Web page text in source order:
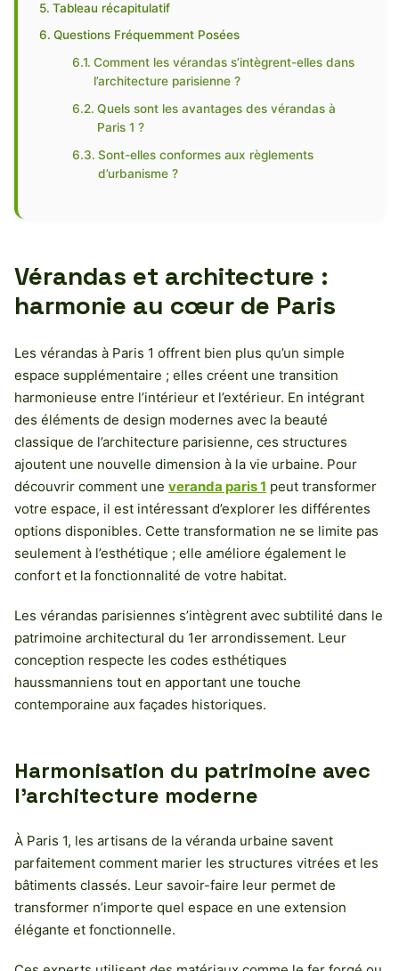
Tableau récapitulatif
Questions Fréquemment Posées
Comment les vérandas s’intègrent-elles dans
l’architecture parisienne ?
Quels sont les avantages des vérandas à
Paris 1 ?
Sont-elles conformes aux règlements
d’urbanisme ?
Vérandas et architecture :
harmonie au cœur de Paris
Les vérandas à Paris 1 offrent bien plus qu’un simple
espace supplémentaire ; elles créent une transition
harmonieuse entre l’intérieur et l’extérieur. En intégrant
des éléments de design modernes avec la beauté
classique de l’architecture parisienne, ces structures
ajoutent une nouvelle dimension à la vie urbaine. Pour
découvrir comment une veranda paris 1 peut transformer
votre espace, il est intéressant d’explorer les différentes
options disponibles. Cette transformation ne se limite pas
seulement à l’esthétique ; elle améliore également le
confort et la fonctionnalité de votre habitat.
Les vérandas parisiennes s’intègrent avec subtilité dans le
patrimoine architectural du 1er arrondissement. Leur
conception respecte les codes esthétiques
haussmanniens tout en apportant une touche
contemporaine aux façades historiques.
Harmonisation du patrimoine avec
l’architecture moderne
À Paris 1, les artisans de la véranda urbaine savent
parfaitement comment marier les structures vitrées et les
bâtiments classés. Leur savoir-faire leur permet de
transformer n’importe quel espace en une extension
élégante et fonctionnelle.